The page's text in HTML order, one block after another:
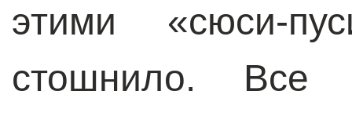
этими «сюси-
стошнило. Все